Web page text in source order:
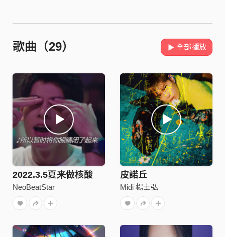
歌曲（29） 全部播放
2022.3.5夏来做核酸
NeoBeatStar
皮諾丘
Midi 楊士弘